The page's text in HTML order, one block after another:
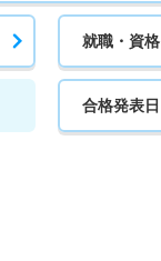
就職・資格
合格発表日